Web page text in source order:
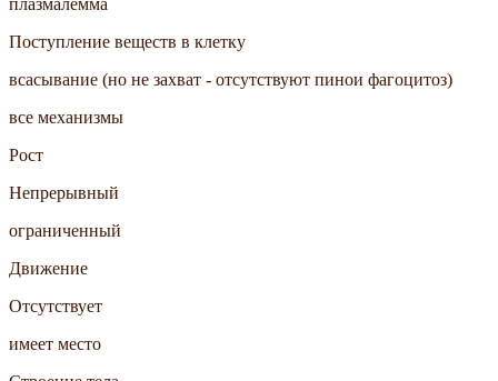
Поступление веществ в клетку
всасывание (но не захват - отсутствуют пинои фагоцитоз)
все механизмы
Рост
Непрерывный
ограниченный
Движение
Отсутствует
имеет место